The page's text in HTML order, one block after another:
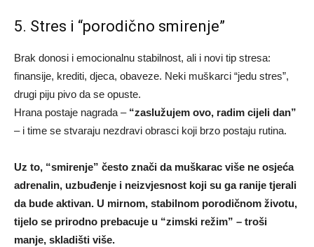
5. Stres i “porodično smirenje”
Brak donosi i emocionalnu stabilnost, ali i novi tip stresa:
finansije, krediti, djeca, obaveze. Neki muškarci “jedu stres”,
drugi piju pivo da se opuste.
Hrana postaje nagrada – “zaslužujem ovo, radim cijeli dan”
– i time se stvaraju nezdravi obrasci koji brzo postaju rutina.
Uz to, “smirenje” često znači da muškarac više ne osjeća
adrenalin, uzbuđenje i neizvjesnost koji su ga ranije tjerali
da bude aktivan. U mirnom, stabilnom porodičnom životu,
tijelo se prirodno prebacuje u “zimski režim” – troši
manje, skladišti više.